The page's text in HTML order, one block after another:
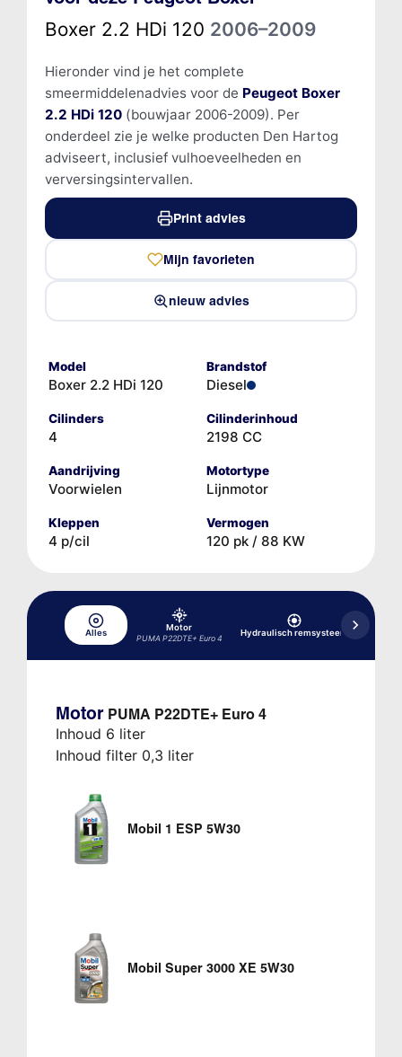
Boxer 2.2 HDi 120 2006–2009
Hieronder vind je het complete
smeermiddelenadvies voor de Peugeot Boxer
2.2 HDi 120(bouwjaar 2006-2009). Per
onderdeel zie je welke producten Den Hartog
adviseert, inclusief vulhoeveelheden en
verversingsintervallen.
Print advies
Mijn favorieten
nieuw advies
Model
Boxer 2.2 HDi 120
Brandstof
Diesel
Cilinders
4
Cilinderinhoud
2198 CC
Aandrijving
Voorwielen
Motortype
Lijnmotor
Kleppen
4 p/cil
Vermogen
120 pk / 88 KW
Alles
Motor
PUMA P22DTE+ Euro 4
Hydraulisch remsysteem
Motor PUMA P22DTE+ Euro 4
Inhoud 6 liter
Inhoud filter 0,3 liter
Mobil 1 ESP 5W30
Mobil Super 3000 XE 5W30